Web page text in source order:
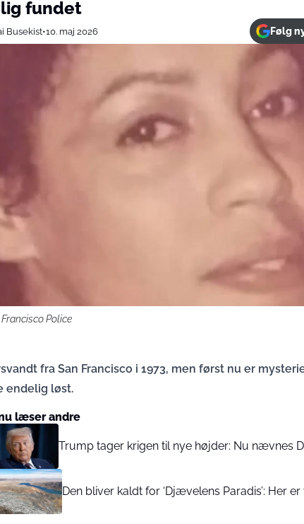
fundet
Busekist•10. maj 2026 Følg
Police
fra San Francisco i 1973, men først nu er
endelig løst.
læser andre
Trump tager krigen til nye højder: Nu nævnes
Den bliver kaldt for ‘Djævelens Paradis’: Her